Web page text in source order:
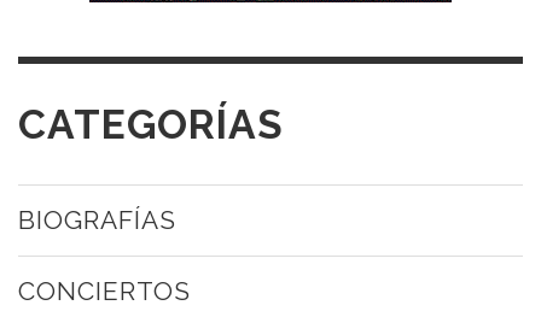
CATEGORÍAS
BIOGRAFÍAS
CONCIERTOS